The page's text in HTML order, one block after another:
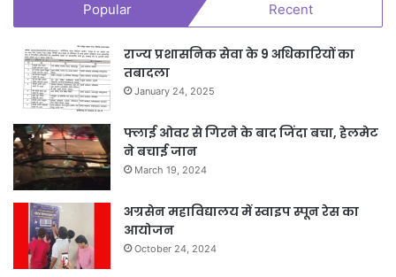
Popular Recent
राज्य प्रशासनिक सेवा के 9 अधिकारियों का
तबादला
January 24, 2025
फ्लाई ओवर से गिरने के बाद जिंदा बचा, हेलमेट
ने बचाई जान
March 19, 2024
अग्रसेन महाविद्यालय में स्वाइप स्पून रेस का
आयोजन
October 24, 2024